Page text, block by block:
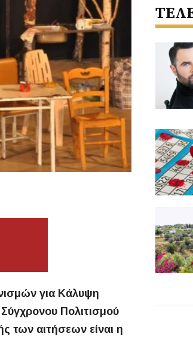
για Κάλυψη
Πολιτισμού
των αιτήσεων είναι η